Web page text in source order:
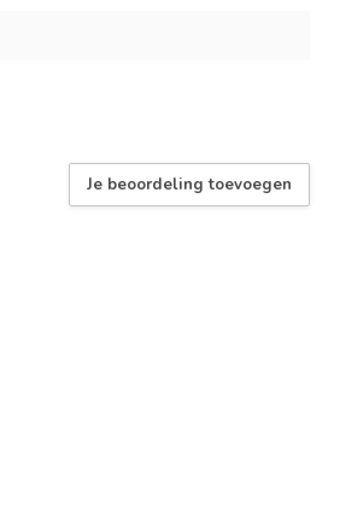
Je beoordeling toevoegen